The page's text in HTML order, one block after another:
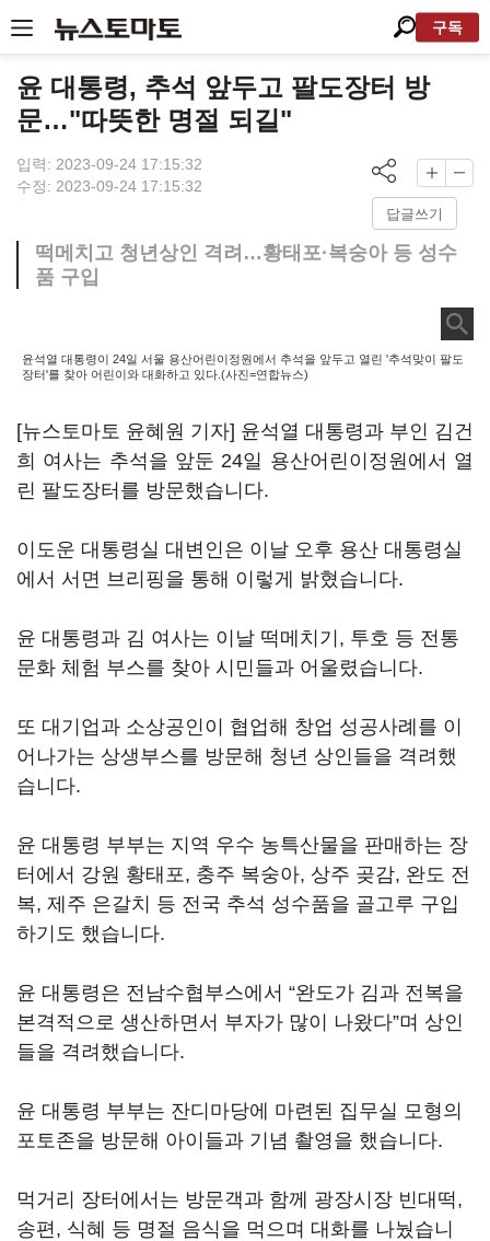
구독
윤 대통령, 추석 앞두고 팔도장터 방
문…"따뜻한 명절 되길"
입력: 2023-09-24 17:15:32
수정: 2023-09-24 17:15:32
답글쓰기
떡메치고 청년상인 격려…황태포·복숭아 등 성수
품 구입
윤석열 대통령이 24일 서울 용산어린이정원에서 추석을 앞두고 열린 '추석맞이 팔도
장터'를 찾아 어린이와 대화하고 있다.(사진=연합뉴스)
[뉴스토마토 윤혜원 기자] 윤석열 대통령과 부인 김건
희 여사는 추석을 앞둔 24일 용산어린이정원에서 열
린 팔도장터를 방문했습니다.
이도운 대통령실 대변인은 이날 오후 용산 대통령실
에서 서면 브리핑을 통해 이렇게 밝혔습니다.
윤 대통령과 김 여사는 이날 떡메치기, 투호 등 전통
문화 체험 부스를 찾아 시민들과 어울렸습니다.
또 대기업과 소상공인이 협업해 창업 성공사례를 이
어나가는 상생부스를 방문해 청년 상인들을 격려했
습니다.
윤 대통령 부부는 지역 우수 농특산물을 판매하는 장
터에서 강원 황태포, 충주 복숭아, 상주 곶감, 완도 전
복, 제주 은갈치 등 전국 추석 성수품을 골고루 구입
하기도 했습니다.
윤 대통령은 전남수협부스에서 “완도가 김과 전복을
본격적으로 생산하면서 부자가 많이 나왔다”며 상인
들을 격려했습니다.
윤 대통령 부부는 잔디마당에 마련된 집무실 모형의
포토존을 방문해 아이들과 기념 촬영을 했습니다.
먹거리 장터에서는 방문객과 함께 광장시장 빈대떡,
송편, 식혜 등 명절 음식을 먹으며 대화를 나눴습니